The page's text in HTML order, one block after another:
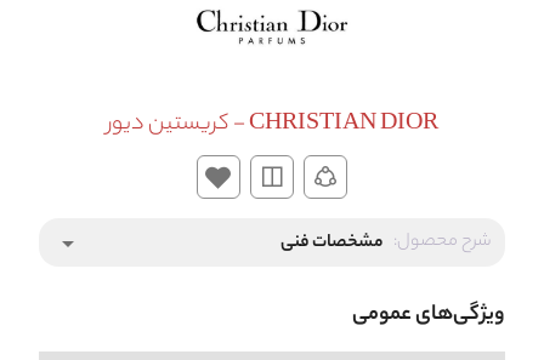
CHRISTIAN DIOR - کریستین دیور
شرح محصول: مشخصات فنی arrow_drop_down
ویژگی‌های عمومی